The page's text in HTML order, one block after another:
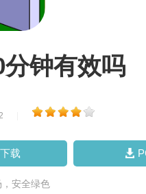
钟有效吗
载
安全绿色